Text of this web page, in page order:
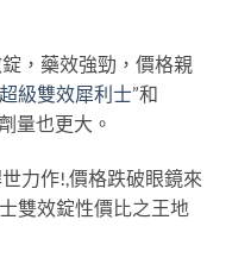
，藥效強勁，價格親
級雙效犀利士”和
量也更大。
力作!,價格跌破眼鏡來
雙效錠性價比之王地